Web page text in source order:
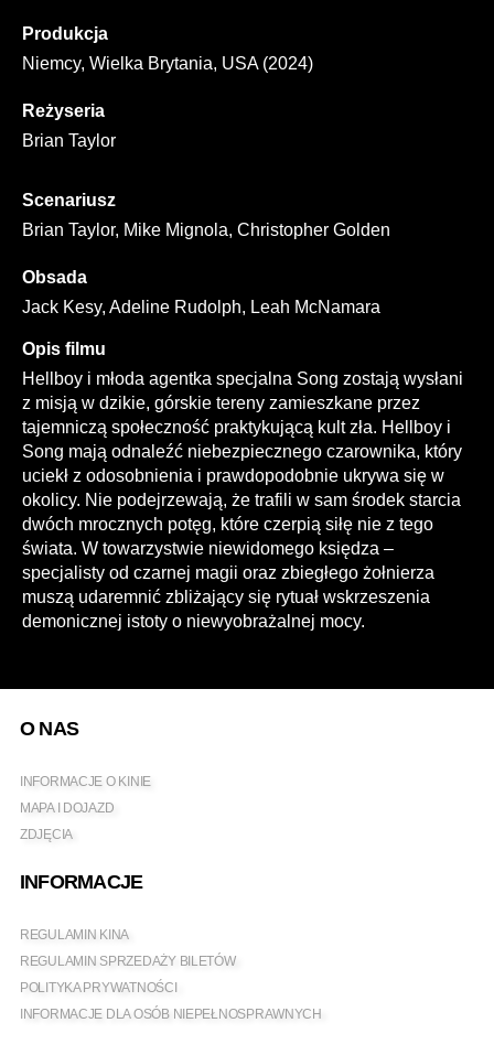
Produkcja
Niemcy, Wielka Brytania, USA (2024)
Reżyseria
Brian Taylor
Scenariusz
Brian Taylor, Mike Mignola, Christopher Golden
Obsada
Jack Kesy, Adeline Rudolph, Leah McNamara
Opis filmu
Hellboy i młoda agentka specjalna Song zostają wysłani
z misją w dzikie, górskie tereny zamieszkane przez
tajemniczą społeczność praktykującą kult zła. Hellboy i
Song mają odnaleźć niebezpiecznego czarownika, który
uciekł z odosobnienia i prawdopodobnie ukrywa się w
okolicy. Nie podejrzewają, że trafili w sam środek starcia
dwóch mrocznych potęg, które czerpią siłę nie z tego
świata. W towarzystwie niewidomego księdza –
specjalisty od czarnej magii oraz zbiegłego żołnierza
muszą udaremnić zbliżający się rytuał wskrzeszenia
demonicznej istoty o niewyobrażalnej mocy.
O NAS
INFORMACJE O KINIE
MAPA I DOJAZD
ZDJĘCIA
INFORMACJE
REGULAMIN KINA
REGULAMIN SPRZEDAŻY BILETÓW
POLITYKA PRYWATNOŚCI
INFORMACJE DLA OSÓB NIEPEŁNOSPRAWNYCH